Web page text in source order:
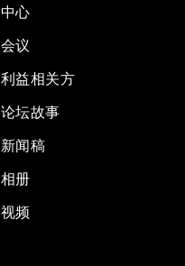
中心
会议
利益相关方
论坛故事
新闻稿
相册
视频